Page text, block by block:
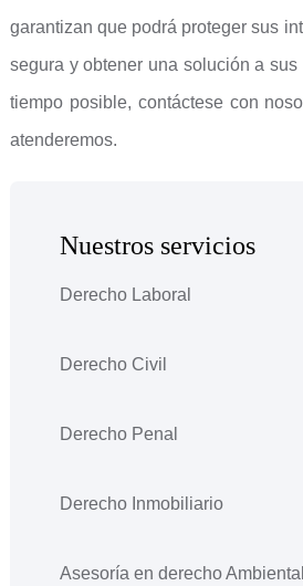
garantizan que podrá proteger sus
segura y obtener una solución a
tiempo posible, contáctese con
atenderemos.
Nuestros servicios
Derecho Laboral
Derecho Civil
Derecho Penal
Derecho Inmobiliario
Asesoría en derecho Ambiental